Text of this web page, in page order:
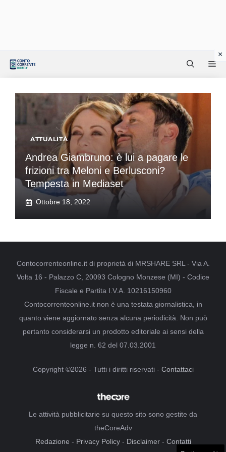
ATTUALITÀ
Andrea Giambruno: è lui a pagare le
frizioni tra Meloni e Berlusconi?
Tempesta in Mediaset
Ottobre 18, 2022
Contocorrenteonline.it di proprietà di MRSHARE SRL - Via A.
Volta 16 - Palazzo C, 20093 Cologno Monzese (MI) - Codice
Fiscale e Partita I.V.A. 10216150960
Contocorrenteonline.it non è una testata giornalistica, in
quanto viene aggiornato senza alcuna periodicità. Non può
pertanto considerarsi un prodotto editoriale ai sensi della
legge n. 62 del 07.03.2001
Copyright ©2026 - Tutti i diritti riservati - Contattaci
Le attività pubblicitarie su questo sito sono gestite da
theCoreAdv
Redazione - Privacy Policy- Disclaimer- Contatti